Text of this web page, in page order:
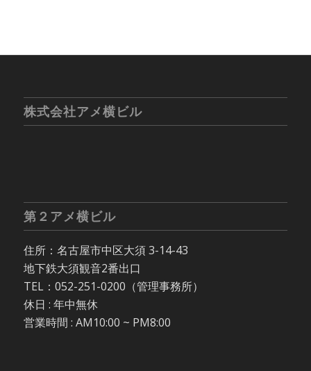
株式会社アメ横ビル
第２アメ横ビル
住所：名古屋市中区大須 3-14-43
地下鉄大須観音2番出口
TEL：052-251-0200（管理事務所）
休日 : 年中無休
営業時間 : AM10:00 ~ PM8:00